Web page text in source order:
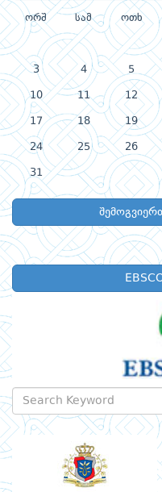
ორშ სამ ოთხ
3 4 5
10 11 12
17 18 19
24 25 26
31